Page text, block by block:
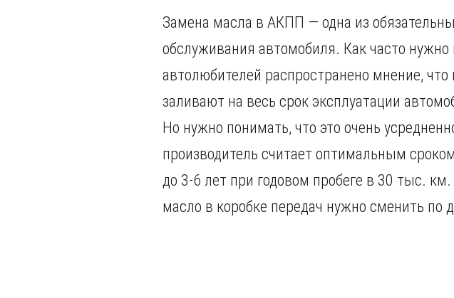
Замена масла в АКПП — одна из
обслуживания автомобиля. Как часто
автолюбителей распространено мнение,
заливают на весь срок эксплуатации
Но нужно понимать, что это очень
производитель считает оптимальным
до 3-6 лет при годовом пробеге в 30 тыс.
масло в коробке передач нужно сменить по